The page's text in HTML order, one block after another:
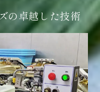
の卓越した技術